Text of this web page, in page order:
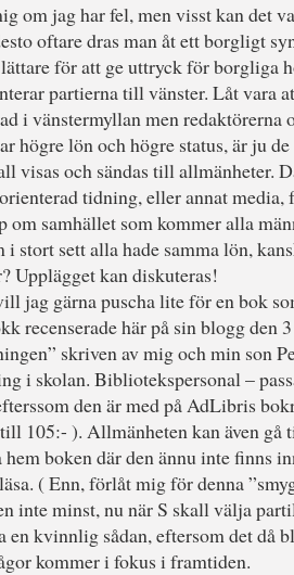
om jag har fel, men visst kan det
oftare dras man åt ett borgligt
för att ge uttryck för borgliga
partierna till vänster. Låt vara
i vänstermyllan men redaktörerna
högre lön och högre status, är ju
visas och sändas till allmänheter.
tidning, eller annat media,
om samhället som kommer alla
i stort sett alla hade samma lön,
Upplägget kan diskuteras!
jag gärna puscha lite för en bok
recenserade här på sin blogg den
skriven av mig och min son
i skolan. Bibliotekspersonal –
den är med på AdLibris
105:- ). Allmänheten kan även gå
hem boken där den ännu inte finns
( Enn, förlåt mig för denna
inte minst, nu när S skall välja
en kvinnlig sådan, eftersom det då
kommer i fokus i framtiden.